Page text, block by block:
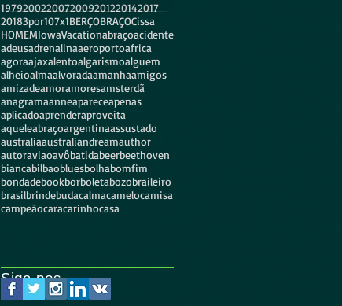
1979200220072009201220142017
20183por107x1BERÇOBRAÇOCissa
HOMEMIowaVacationabraçoacidente
adeusadrenalinaaeroportoafrica
agoraajaxalentoalgarismoalguem
alheioalmaalvoradaamanhaamigos
amizadeamoramoresamsterdã
anagramaanneapareceapenas
aplicadoaprenderaproveita
aqueleabraçoargentinaassustado
australiaaustraliandreamauthor
autoraviaoavôbatidabeerbeethoven
biancabilbaobluesbolhabomfim
bondadebookborboletabozobraileiro
brasilbrindebudacalmacamelocamisa
campeãocaracarinhocasa
Siga-nos...